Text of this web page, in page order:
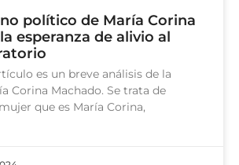
político de María Corina
esperanza de alivio al
es un breve análisis de la
Corina Machado. Se trata de
que es María Corina,